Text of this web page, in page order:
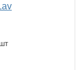
шт